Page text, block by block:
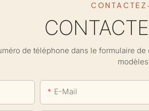
de téléphone dans le formulaire
E-Mail